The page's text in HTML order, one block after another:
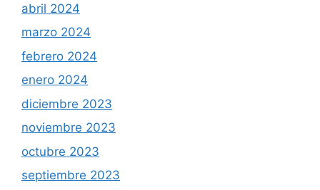
abril 2024
marzo 2024
febrero 2024
enero 2024
diciembre 2023
noviembre 2023
octubre 2023
septiembre 2023